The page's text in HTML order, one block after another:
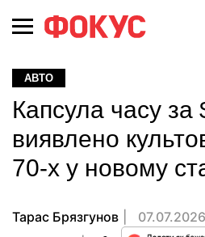
АВТО
Капсула часу за
виявлено
70-х у новому
Тарас Брязгунов